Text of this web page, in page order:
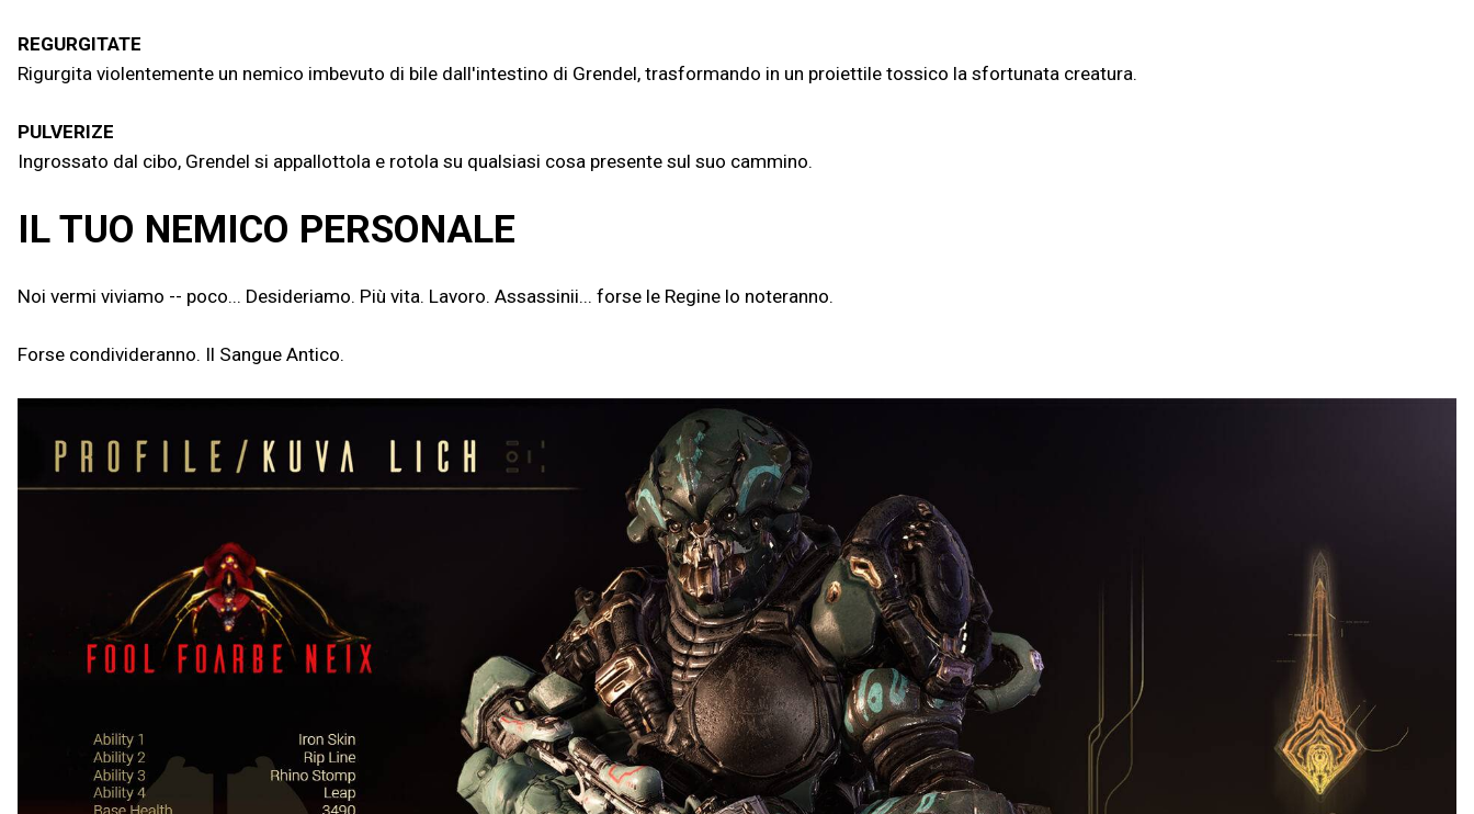
REGURGITATE
Rigurgita violentemente un nemico imbevuto di bile dall'intestino di Grendel, trasformando in un proiettile tossico la sfortunata creatura.
PULVERIZE
Ingrossato dal cibo, Grendel si appallottola e rotola su qualsiasi cosa presente sul suo cammino.
IL TUO NEMICO PERSONALE
Noi vermi viviamo -- poco... Desideriamo. Più vita. Lavoro. Assassinii... forse le Regine lo noteranno.
Forse condivideranno. Il Sangue Antico.